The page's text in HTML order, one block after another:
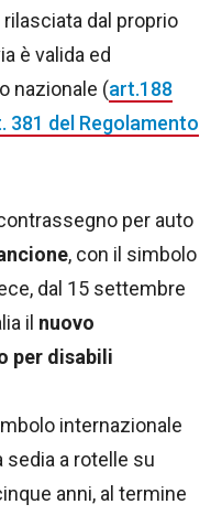
dal proprio
è valida ed
nazionale (art.188
381 del Regolamento
per auto
, con il simbolo
dal 15 settembre
il nuovo
per disabili
internazionale
sedia a rotelle su
anni, al termine